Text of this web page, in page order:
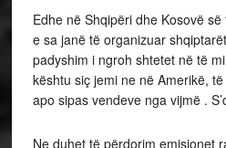
Edhe në Shqipëri dhe Kosovë
e sa janë të organizuar
padyshim i ngroh shtetet në të
kështu siç jemi ne në Amerikë,
apo sipas vendeve nga vijmë .
Ne duhet të përdorim emisionet